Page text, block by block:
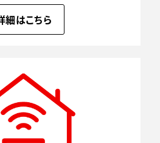
細はこちら